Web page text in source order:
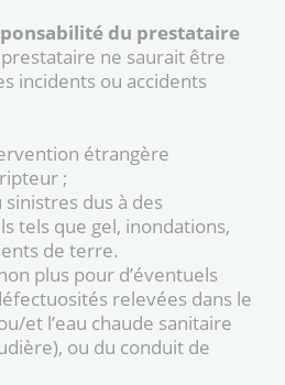
du prestataire
ne saurait être
incidents ou accidents
étrangère
;
dus à des
tels que gel, inondations,
de terre.
plus pour d’éventuels
relevées dans le
et l’eau chaude sanitaire
ou du conduit de